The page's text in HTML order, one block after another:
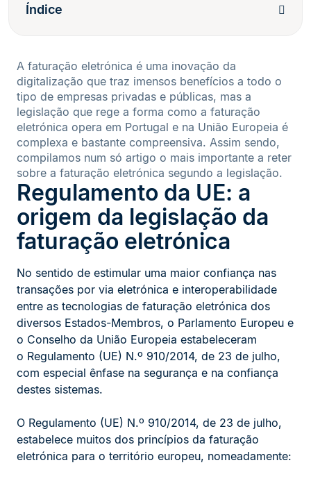
Índice
A faturação eletrónica é uma inovação da
digitalização que traz imensos benefícios a todo o
tipo de empresas privadas e públicas, mas a
legislação que rege a forma como a faturação
eletrónica opera em Portugal e na União Europeia é
complexa e bastante compreensiva. Assim sendo,
compilamos num só artigo o mais importante a reter
sobre a faturação eletrónica segundo a legislação.
Regulamento da UE: a
origem da legislação da
faturação eletrónica
No sentido de estimular uma maior confiança nas
transações por via eletrónica e interoperabilidade
entre as tecnologias de faturação eletrónica dos
diversos Estados-Membros, o Parlamento Europeu e
o Conselho da União Europeia estabeleceram
o Regulamento (UE) N.º 910/2014, de 23 de julho,
com especial ênfase na segurança e na confiança
destes sistemas.
O Regulamento (UE) N.º 910/2014, de 23 de julho,
estabelece muitos dos princípios da faturação
eletrónica para o território europeu, nomeadamente: